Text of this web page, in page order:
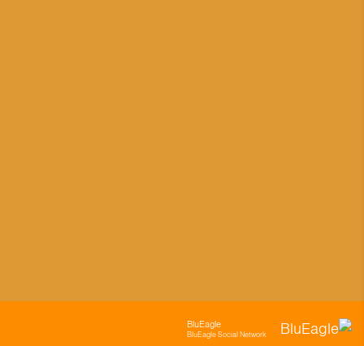
BluEagle
BluEagle Social Network